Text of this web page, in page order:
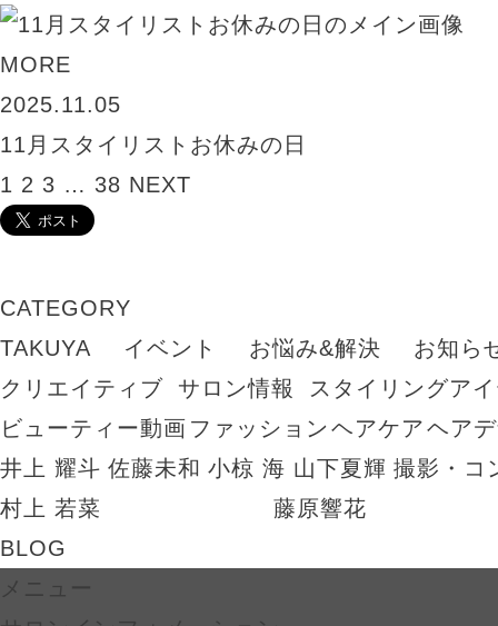
MORE
2025.11.05
11月スタイリストお休みの日
1 2 3 … 38 NEXT
CATEGORY
TAKUYA
イベント お悩み&解決
お知ら
クリエイティブ
サロン情報
スタイリングア
ビューティー動画 ファッションヘアケアヘア
井上 耀斗 佐藤未和 小椋 海 山下夏輝 撮影・コ
村上 若菜
藤原響花
BLOG
メニュー